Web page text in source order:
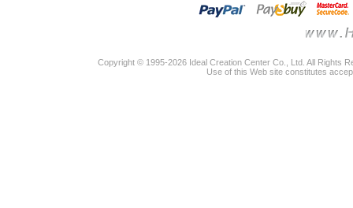
Copyright © 1995-2026 Ideal Creation Center Co., Ltd. All Rights
Use of this Web site constitutes